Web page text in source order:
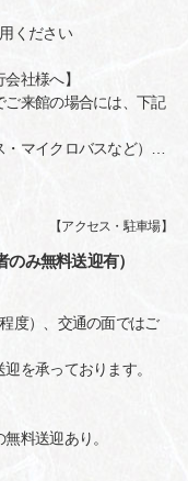
ください
社様へ】
ご来館の場合には、下記
マイクロバスなど）
【アクセス・駐車場】
み無料送迎有）
度）、交通の面ではご
を承っております。
料送迎あり。